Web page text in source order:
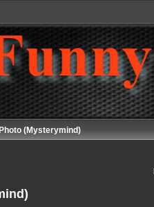
(Mysterymind)